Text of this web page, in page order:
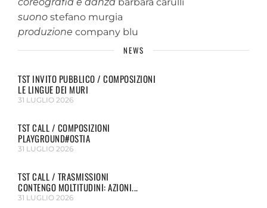
suono stefano murgia
produzione company blu
NEWS
TST INVITO PUBBLICO / COMPOSIZIONI
LE LINGUE DEI MURI
31 LUGLIO 2026
TST CALL / COMPOSIZIONI
PLAYGROUND#OSTIA
31 LUGLIO 2026
TST CALL / TRASMISSIONI
CONTENGO MOLTITUDINI: AZIONI...
31 LUGLIO 2026